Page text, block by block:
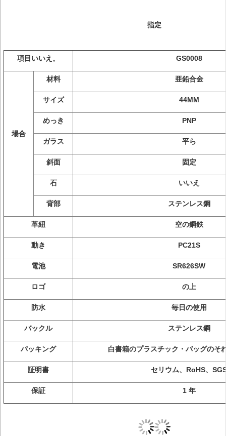
指定
項目いいえ。 GS0008
場合
材料 亜鉛合金
サイズ 44MM
めっき PNP
ガラス 平ら
斜面 固定
石 いいえ
背部 ステンレス鋼
革紐 空の鋼鉄
動き PC21S
電池 SR626SW
ロゴ の上
防水 毎日の使用
バックル ステンレス鋼
パッキング 白書箱のプラスチック・バッグのそ
証明書 セリウム、RoHS、
保証 1 年